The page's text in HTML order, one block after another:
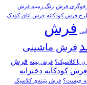
فرش رنگ زمینه فرش
فرش کودکانه فرش اتاق کودک
فرش
فرش ماشینی
یا کلاسیک؟ فرش پتینه فرش
فرش کودکانه دخترانه
چیست؟ فرش‌ پتینه‌ی کلاسیک